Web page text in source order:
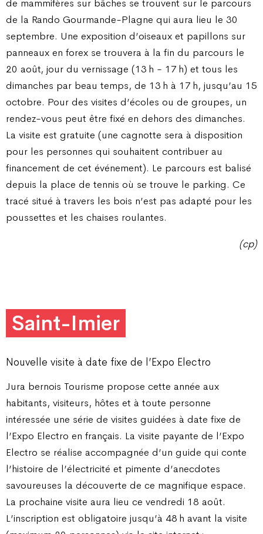
de mammifères sur bâches se trouvent sur le parcours
de la Rando Gourmande-Plagne qui aura lieu le 30
septembre. Une exposition d’oiseaux et papillons sur
panneaux en forex se trouvera à la fin du parcours le
20 août, jour du vernissage (13 h - 17 h) et tous les
dimanches par beau temps, de 13 h à 17 h, jusqu’au 15
octobre. Pour des visites d’écoles ou de groupes, un
rendez-vous peut être fixé en dehors des dimanches.
La visite est gratuite (une cagnotte sera à disposition
pour les personnes qui souhaitent contribuer au
financement de cet événement). Le parcours est balisé
depuis la place de tennis où se trouve le parking. Ce
tracé situé à travers les bois n’est pas adapté pour les
poussettes et les chaises roulantes.
(cp)
Saint-Imier
Nouvelle visite à date fixe de l’Expo Electro
Jura bernois Tourisme propose cette année aux
habitants, visiteurs, hôtes et à toute personne
intéressée une série de visites guidées à date fixe de
l’Expo Electro en français. La visite payante de l’Expo
Electro se réalise accompagnée d’un guide qui conte
l’histoire de l’électricité et pimente d’anecdotes
savoureuses la découverte de ce magnifique espace.
La prochaine visite aura lieu ce vendredi 18 août.
L’inscription est obligatoire jusqu’à 48 h avant la visite